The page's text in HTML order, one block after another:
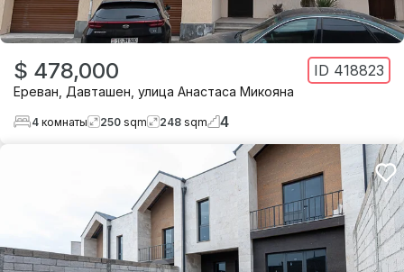
$ 478,000 ID 418823
Ереван Давташен улица Анастаса Микояна
4 комнаты 250 sqm 248 sqm 4